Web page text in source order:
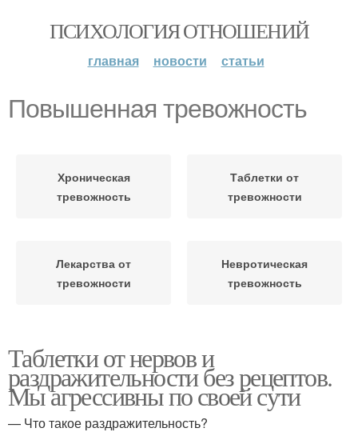
ПСИХОЛОГИЯ ОТНОШЕНИЙ
главная новости статьи
Повышенная тревожность
Хроническая
тревожность
Таблетки от
тревожности
Лекарства от
тревожности
Невротическая
тревожность
Таблетки от нервов и
раздражительности без рецептов.
Мы агрессивны по своей сути
— Что такое раздражительность?